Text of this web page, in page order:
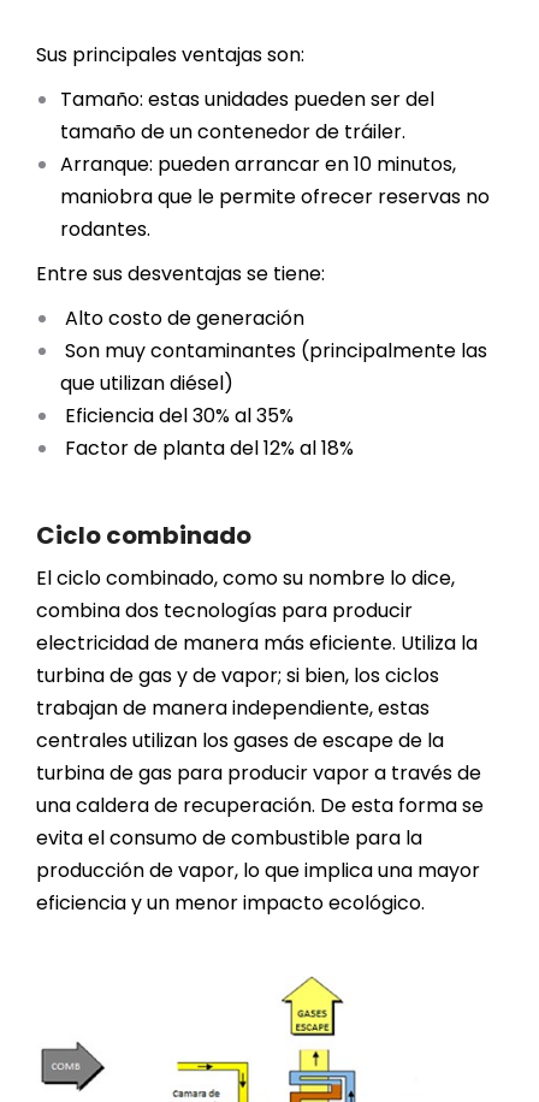
Sus principales ventajas son:
Tamaño: estas unidades pueden ser del
tamaño de un contenedor de tráiler.
Arranque: pueden arrancar en 10 minutos,
maniobra que le permite ofrecer reservas no
rodantes.
Entre sus desventajas se tiene:
Alto costo de generación
Son muy contaminantes (principalmente las
que utilizan diésel)
Eficiencia del 30% al 35%
Factor de planta del 12% al 18%
Ciclo combinado
El ciclo combinado, como su nombre lo dice,
combina dos tecnologías para producir
electricidad de manera más eficiente. Utiliza la
turbina de gas y de vapor; si bien, los ciclos
trabajan de manera independiente, estas
centrales utilizan los gases de escape de la
turbina de gas para producir vapor a través de
una caldera de recuperación. De esta forma se
evita el consumo de combustible para la
producción de vapor, lo que implica una mayor
eficiencia y un menor impacto ecológico.